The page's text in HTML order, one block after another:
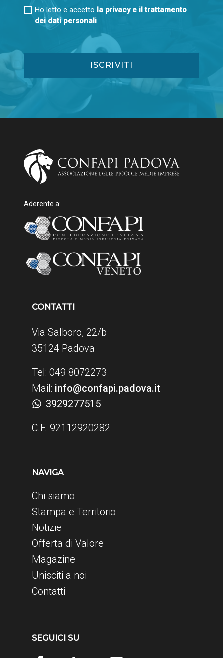
Ho letto e accetto la privacy e il trattamento
dei dati personali
Aderente a:
CONTATTI
Via Salboro, 22/b
35124 Padova
Tel: 049 8072273
Mail: info@confapi.padova.it
3929277515
C.F. 92112920282
NAVIGA
Chi siamo
Stampa e Territorio
Notizie
Offerta di Valore
Magazine
Unisciti a noi
Contatti
SEGUICI SU